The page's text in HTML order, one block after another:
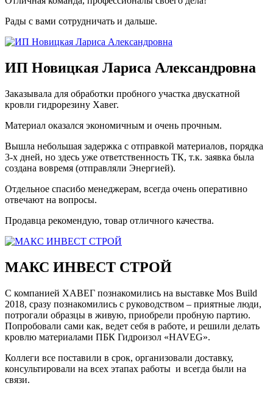
Рады с вами сотрудничать и дальше.
ИП Новицкая Лариса Александровна
Заказывала для обработки пробного участка двускатной
кровли гидрорезину Хавег.
Материал оказался экономичным и очень прочным.
Вышла небольшая задержка с отправкой материалов, порядка
3-х дней, но здесь уже ответственность ТК, т.к. заявка была
создана вовремя (отправляли Энергией).
Отдельное спасибо менеджерам, всегда очень оперативно
отвечают на вопросы.
Продавца рекомендую, товар отличного качества.
МАКС ИНВЕСТ СТРОЙ
С компанией ХАВЕГ познакомились на выставке Mos Build
2018, сразу познакомились с руководством – приятные люди,
потрогали образцы в живую, приобрели пробную партию.
Попробовали сами как, ведет себя в работе, и решили делать
кровлю материалами ПБК Гидроизол «HAVEG».
Коллеги все поставили в срок, организовали доставку,
консультировали на всех этапах работы и всегда были на
связи.